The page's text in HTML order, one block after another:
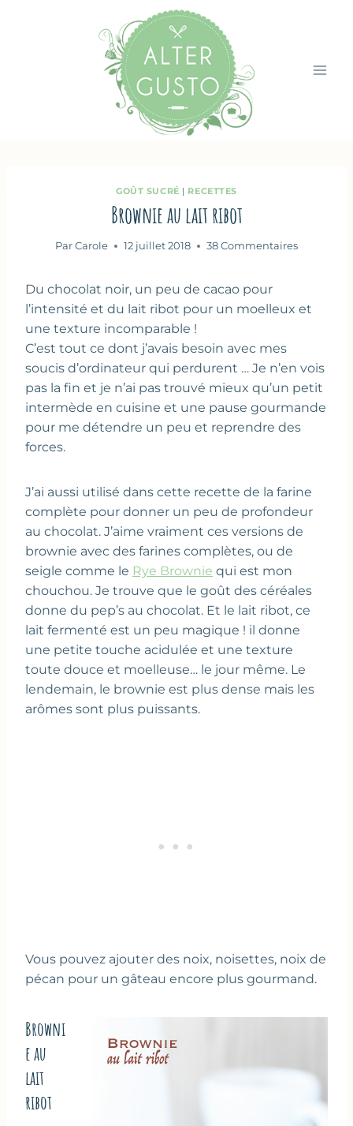
GOÛT SUCRÉ | RECETTES
Brownie au lait ribot
Par Carole 12 juillet 2018 38 Commentaires
Du chocolat noir, un peu de cacao pour
l’intensité et du lait ribot pour un moelleux et
une texture incomparable !
C’est tout ce dont j’avais besoin avec mes
soucis d’ordinateur qui perdurent … Je n’en vois
pas la fin et je n’ai pas trouvé mieux qu’un petit
intermède en cuisine et une pause gourmande
pour me détendre un peu et reprendre des
forces.
J’ai aussi utilisé dans cette recette de la farine
complète pour donner un peu de profondeur
au chocolat. J’aime vraiment ces versions de
brownie avec des farines complètes, ou de
seigle comme le Rye Brownie qui est mon
chouchou. Je trouve que le goût des céréales
donne du pep’s au chocolat. Et le lait ribot, ce
lait fermenté est un peu magique ! il donne
une petite touche acidulée et une texture
toute douce et moelleuse… le jour même. Le
lendemain, le brownie est plus dense mais les
arômes sont plus puissants.
Vous pouvez ajouter des noix, noisettes, noix de
pécan pour un gâteau encore plus gourmand.
Browni
e au
lait
ribot